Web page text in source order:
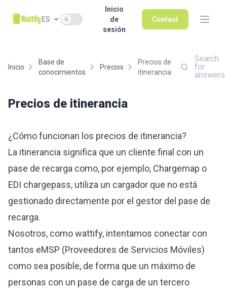
ES Use setting
Inicio
de
sesión
Contact
Inicio
Base de
conocimientos
Precios
Precios de
itinerancia
Search
for
answers
Precios de itinerancia
¿Cómo funcionan los precios de itinerancia?
La itinerancia significa que un cliente final con un
pase de recarga como, por ejemplo, Chargemap o
EDI chargepass, utiliza un cargador que no está
gestionado directamente por el gestor del pase de
recarga.
Nosotros, como wattify, intentamos conectar con
tantos eMSP (Proveedores de Servicios Móviles)
como sea posible, de forma que un máximo de
personas con un pase de carga de un tercero